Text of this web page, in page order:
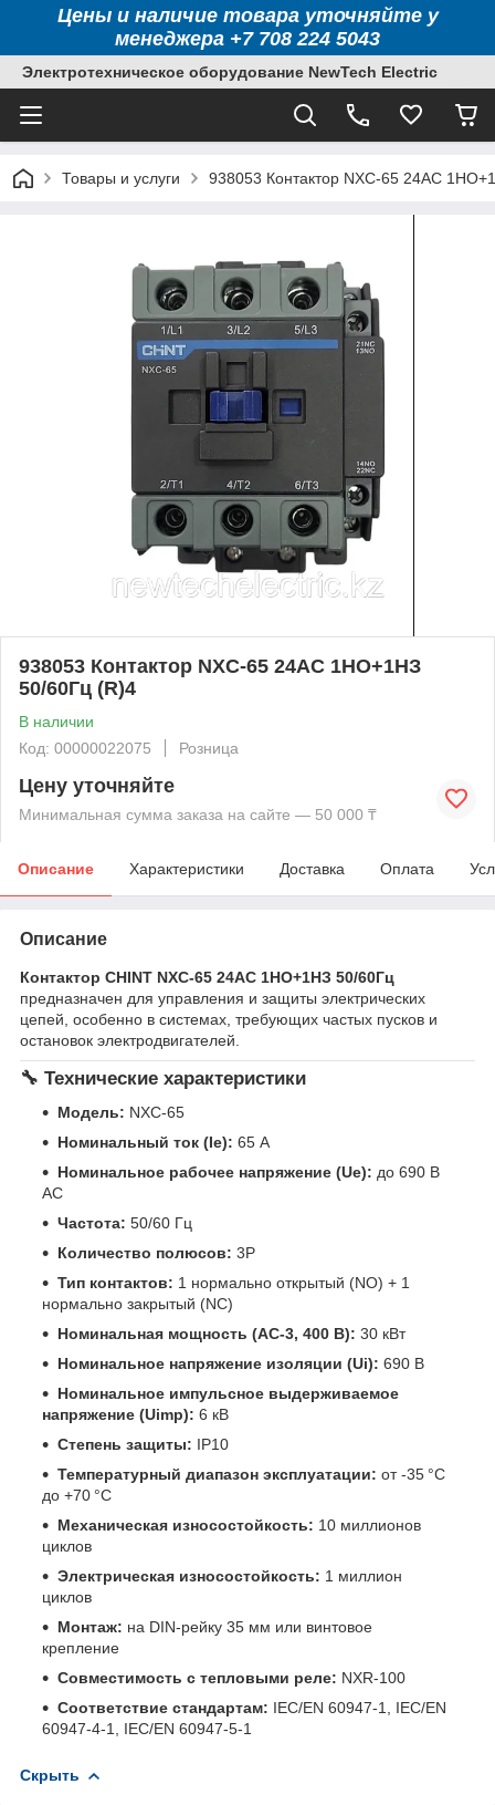
Цены и наличие товара уточняйте у
менеджера +7 708 224 5043
Электротехническое оборудование NewTech Electric
Товары и услуги 938053 Контактор NXC-65 24AC
938053 Контактор NXC-65 24AC 1НО+1НЗ
50/60Гц (R)4
В наличии
Код: 00000022075
Розница
Цену уточняйте
Минимальная сумма заказа на сайте — 50 000 ₸
Описание Характеристики Доставка Оплата
Описание
Контактор CHINT NXC-65 24AC 1НО+1НЗ 50/60Гц
предназначен для управления и защиты электрических
цепей, особенно в системах, требующих частых пусков и
остановок электродвигателей.
🔧 Технические характеристики
Модель: NXC-65
Номинальный ток (Ie): 65 А
Номинальное рабочее напряжение (Ue): до 690 В
AC
Частота: 50/60 Гц
Количество полюсов: 3P
Тип контактов: 1 нормально открытый (NO) + 1
нормально закрытый (NC)
Номинальная мощность (AC-3, 400 В): 30 кВт
Номинальное напряжение изоляции (Ui): 690 В
Номинальное импульсное выдерживаемое
напряжение (Uimp): 6 кВ
Степень защиты: IP10
Температурный диапазон эксплуатации: от -35 °C
до +70 °C
Механическая износостойкость: 10 миллионов
циклов
Электрическая износостойкость: 1 миллион
циклов
Монтаж: на DIN-рейку 35 мм или винтовое
крепление
Совместимость с тепловыми реле: NXR-100
Соответствие стандартам: IEC/EN 60947-1, IEC/EN
60947-4-1, IEC/EN 60947-5-1
Скрыть